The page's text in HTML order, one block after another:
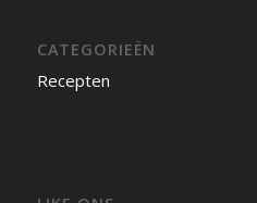
CATEGORIEËN
Recepten